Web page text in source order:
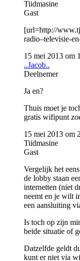
Tiidmasine
Gast
[url=http://
radio–televisie-
15 mei 2013 om
..Jacob..
Deelnemer
Ja en?
Thuis moet je
gratis wifipunt
15 mei 2013 om
Tiidmasine
Gast
Vergelijk het
de lobby staan
internetten (niet
neemt en je wilt
een aansluiting
Is toch op zijn
beide situatie of
Datzelfde geldt
kunt er niet via